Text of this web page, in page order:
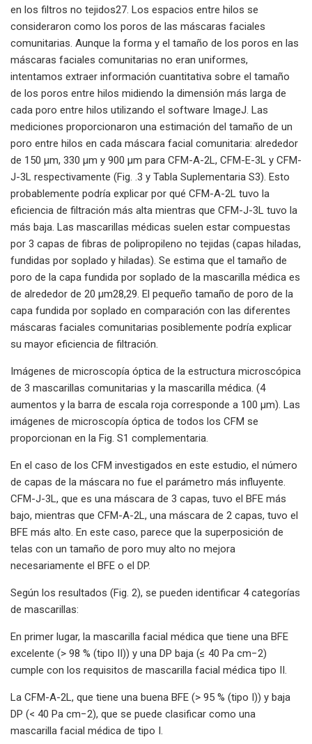
en los filtros no tejidos27. Los espacios entre hilos se
consideraron como los poros de las máscaras faciales
comunitarias. Aunque la forma y el tamaño de los poros en las
máscaras faciales comunitarias no eran uniformes,
intentamos extraer información cuantitativa sobre el tamaño
de los poros entre hilos midiendo la dimensión más larga de
cada poro entre hilos utilizando el software ImageJ. Las
mediciones proporcionaron una estimación del tamaño de un
poro entre hilos en cada máscara facial comunitaria: alrededor
de 150 μm, 330 μm y 900 μm para CFM-A-2L, CFM-E-3L y CFM-
J-3L respectivamente (Fig. .3 y Tabla Suplementaria S3). Esto
probablemente podría explicar por qué CFM-A-2L tuvo la
eficiencia de filtración más alta mientras que CFM-J-3L tuvo la
más baja. Las mascarillas médicas suelen estar compuestas
por 3 capas de fibras de polipropileno no tejidas (capas hiladas,
fundidas por soplado y hiladas). Se estima que el tamaño de
poro de la capa fundida por soplado de la mascarilla médica es
de alrededor de 20 μm28,29. El pequeño tamaño de poro de la
capa fundida por soplado en comparación con las diferentes
máscaras faciales comunitarias posiblemente podría explicar
su mayor eficiencia de filtración.
Imágenes de microscopía óptica de la estructura microscópica
de 3 mascarillas comunitarias y la mascarilla médica. (4
aumentos y la barra de escala roja corresponde a 100 μm). Las
imágenes de microscopía óptica de todos los CFM se
proporcionan en la Fig. S1 complementaria.
En el caso de los CFM investigados en este estudio, el número
de capas de la máscara no fue el parámetro más influyente.
CFM-J-3L, que es una máscara de 3 capas, tuvo el BFE más
bajo, mientras que CFM-A-2L, una máscara de 2 capas, tuvo el
BFE más alto. En este caso, parece que la superposición de
telas con un tamaño de poro muy alto no mejora
necesariamente el BFE o el DP.
Según los resultados (Fig. 2), se pueden identificar 4 categorías
de mascarillas:
En primer lugar, la mascarilla facial médica que tiene una BFE
excelente (> 98 % (tipo II)) y una DP baja (≤ 40 Pa cm−2)
cumple con los requisitos de mascarilla facial médica tipo II.
La CFM-A-2L, que tiene una buena BFE (> 95 % (tipo I)) y baja
DP (< 40 Pa cm−2), que se puede clasificar como una
mascarilla facial médica de tipo I.